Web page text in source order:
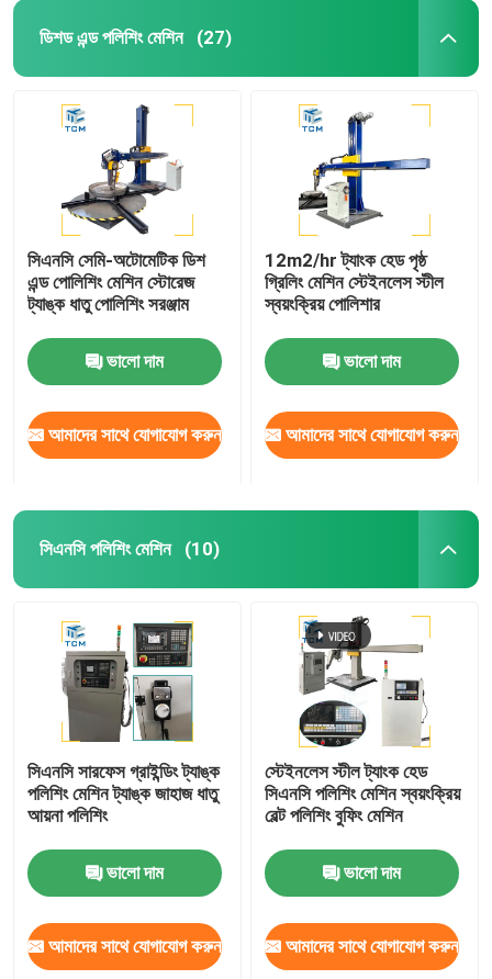
ডিশড এন্ড পলিশিং মেশিন (27)
সিএনসি সেমি-অটোমেটিক ডিশ
এন্ড পোলিশিং মেশিন স্টোরেজ
ট্যাঙ্ক ধাতু পোলিশিং সরঞ্জাম
ভালো দাম
আমাদের সাথে যোগাযোগ করুন
12m2/hr ট্যাংক হেড পৃষ্ঠ
গ্রিলিং মেশিন স্টেইনলেস স্টীল
স্বয়ংক্রিয় পোলিশার
ভালো দাম
আমাদের সাথে যোগাযোগ করুন
সিএনসি পলিশিং মেশিন (10)
সিএনসি সারফেস গ্রাইন্ডিং ট্যাঙ্ক
পলিশিং মেশিন ট্যাঙ্ক জাহাজ ধাতু
আয়না পলিশিং
ভালো দাম
আমাদের সাথে যোগাযোগ করুন
স্টেইনলেস স্টীল ট্যাংক হেড
সিএনসি পলিশিং মেশিন স্বয়ংক্রিয়
বেল্ট পলিশিং বুফিং মেশিন
ভালো দাম
আমাদের সাথে যোগাযোগ করুন